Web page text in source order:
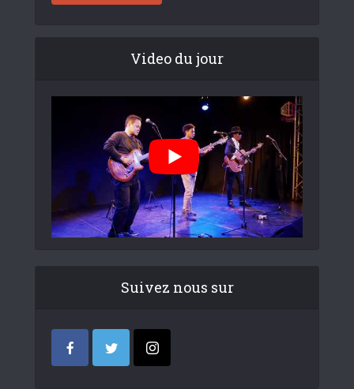
Video du jour
Suivez nous sur